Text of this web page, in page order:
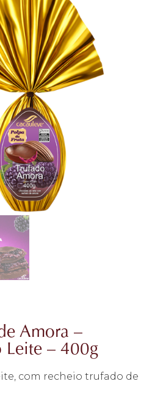
Amora –
Leite – 400g
com recheio trufado de